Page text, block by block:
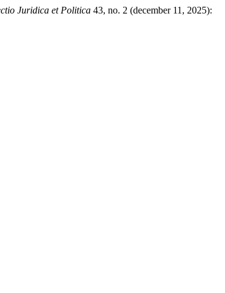
Juridica et Politica 43, no. 2 (december 11, 2025):